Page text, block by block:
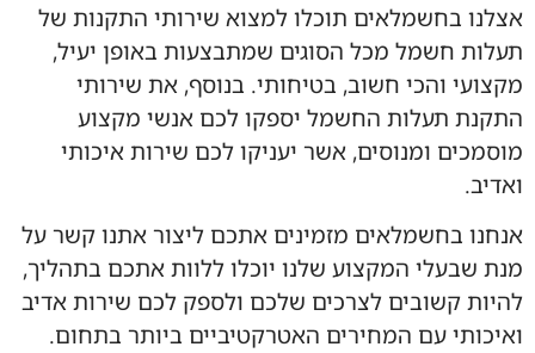
אצלנו בחשמלאים תוכלו למצוא שירותי התקנות של
תעלות חשמל מכל הסוגים שמתבצעות באופן יעיל,
מקצועי והכי חשוב, בטיחותי. בנוסף, את שירותי
התקנת תעלות החשמל יספקו לכם אנשי מקצוע
מוסמכים ומנוסים, אשר יעניקו לכם שירות איכותי
ואדיב.
אנחנו בחשמלאים מזמינים אתכם ליצור אתנו קשר על
מנת שבעלי המקצוע שלנו יוכלו ללוות אתכם בתהליך,
להיות קשובים לצרכים שלכם ולספק לכם שירות אדיב
ואיכותי עם המחירים האטרקטיביים ביותר בתחום.